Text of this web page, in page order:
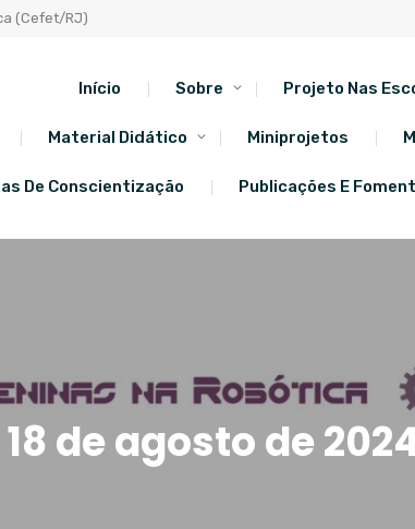
(Cefet/RJ)
Início Sobre Projeto Nas
Material Didático Miniprojetos
De Conscientização Publicações E
18 de agosto de